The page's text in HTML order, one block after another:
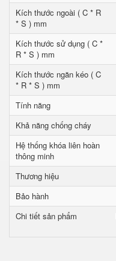
Kích thước ngoài ( C * R
* S ) mm
Kích thước sử dụng ( C *
R * S ) mm
Kích thước ngăn kéo ( C
* R * S ) mm
Tính năng
Khả năng chống cháy
Hệ thống khóa liên hoàn
thông minh
Thương hiệu
Bảo hành
Chi tiết sản phẩm